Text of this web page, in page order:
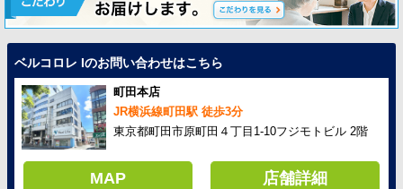
ベルコロレ Iのお問い合わせはこちら
町田本店
JR横浜線町田駅 徒歩3分
東京都町田市原町田４丁目1-10フジモトビル 2階
MAP 店舗詳細